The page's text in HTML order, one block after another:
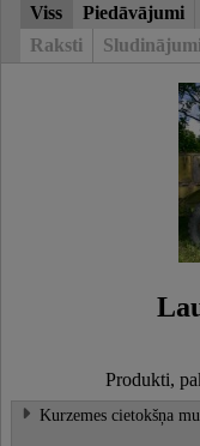
Viss Piedāvājumi
Raksti
Sludinājumi
Produkti,
Kurzemes cietokšņa